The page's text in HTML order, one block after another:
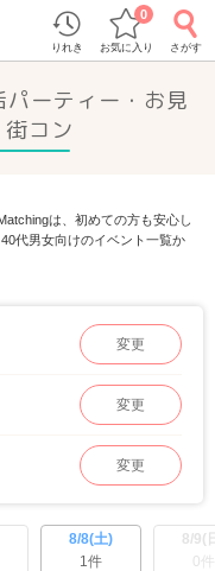
りれき お気に入り
0
さがす
ーティー・お見
コン
は、初めての方も安心し
代男女向けのイベント一覧か
変更
変更
変更
8/8(土)
1件
8/9(
0件